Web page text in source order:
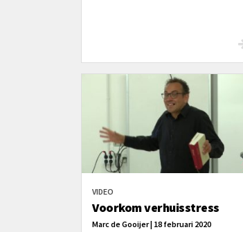
gedesoriënteerd kompas, de ogen met wal
VIDEO
Voorkom verhuisstress
Marc de Gooijer | 18 februari 2020